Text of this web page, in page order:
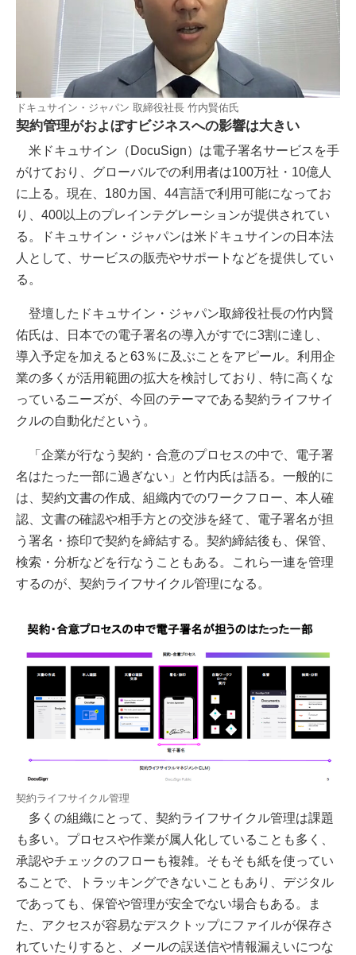
ドキュサイン・ジャパン 取締役社長 竹内賢佑氏
契約管理がおよぼすビジネスへの影響は大きい
米ドキュサイン（DocuSign）は電子署名サービスを手
がけており、グローバルでの利用者は100万社・10億人
に上る。現在、180カ国、44言語で利用可能になってお
り、400以上のプレインテグレーションが提供されてい
る。ドキュサイン・ジャパンは米ドキュサインの日本法
人として、サービスの販売やサポートなどを提供してい
る。
登壇したドキュサイン・ジャパン取締役社長の竹内賢
佑氏は、日本での電子署名の導入がすでに3割に達し、
導入予定を加えると63％に及ぶことをアピール。利用企
業の多くが活用範囲の拡大を検討しており、特に高くな
っているニーズが、今回のテーマである契約ライフサイ
クルの自動化だという。
「企業が行なう契約・合意のプロセスの中で、電子署
名はたった一部に過ぎない」と竹内氏は語る。一般的に
は、契約文書の作成、組織内でのワークフロー、本人確
認、文書の確認や相手方との交渉を経て、電子署名が担
う署名・捺印で契約を締結する。契約締結後も、保管、
検索・分析などを行なうこともある。これら一連を管理
するのが、契約ライフサイクル管理になる。
契約ライフサイクル管理
多くの組織にとって、契約ライフサイクル管理は課題
も多い。プロセスや作業が属人化していることも多く、
承認やチェックのフローも複雑。そもそも紙を使ってい
ることで、トラッキングできないこともあり、デジタル
であっても、保管や管理が安全でない場合もある。ま
た、アクセスが容易なデスクトップにファイルが保存さ
れていたりすると、メールの誤送信や情報漏えいにつな